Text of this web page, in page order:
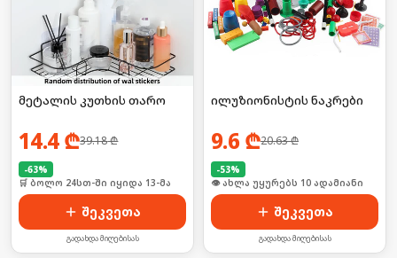
მეტალის კუთხის თარო
14.4₾39.18₾
-63%
🛒 ბოლო 24სთ-ში იყიდა 13-მა
შეკვეთა
გადახდა მიღებისას
ილუზიონისტის ნაკრები
9.6 ₾20.63₾
-53%
🛒 ბოლო 24სთ-ში იყიდა 18-მა
შეკვეთა
გადახდა მიღებისას